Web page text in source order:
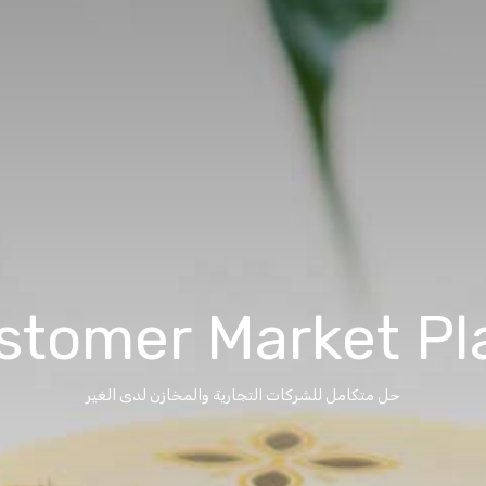
Market
حل متكامل للشركات التجارية والمخازن لدى الغير